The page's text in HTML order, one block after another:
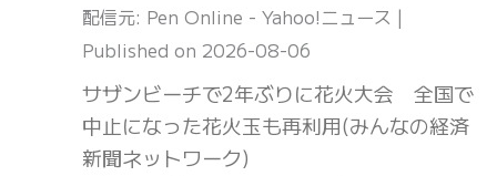
配信元: Pen Online - Yahoo!ニュース
Published on 2026-08-06
サザンビーチで2年ぶりに花火大会 全国で
中止になった花火玉も再利用(みんなの経済
新聞ネットワーク)